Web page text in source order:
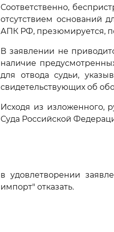
Соответственно,
отсутствием оснований
АПК РФ, презюмируется,
В заявлении не
наличие
для отвода судьи,
свидетельствующих об
Исходя из изложенного,
Суда Российской
в удовлетворении
импорт" отказать.